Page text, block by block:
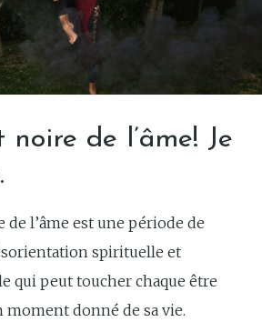
de l’âme! Je
de l’âme est une période de
spirituelle et
qui peut toucher chaque être
moment donné de sa vie.